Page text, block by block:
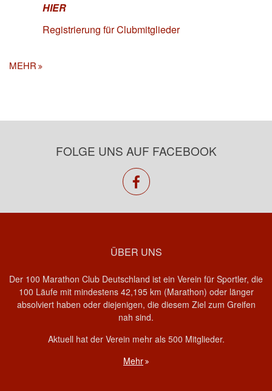
HIER
Registrierung für Clubmitglieder
MEHR
FOLGE UNS AUF FACEBOOK
facebook
ÜBER UNS
Der 100 Marathon Club Deutschland ist ein Verein für Sportler, die
100 Läufe mit mindestens 42,195 km (Marathon) oder länger
absolviert haben oder diejenigen, die diesem Ziel zum Greifen
nah sind.
Aktuell hat der Verein mehr als 500 Mitglieder.
Mehr